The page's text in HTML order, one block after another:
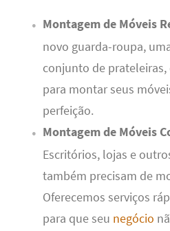
Montagem de Móveis
novo guarda-roupa,
conjunto de
para montar seus
perfeição.
Montagem de Móveis
Escritórios, lojas e
também precisam de
Oferecemos serviços
para que seu negócio